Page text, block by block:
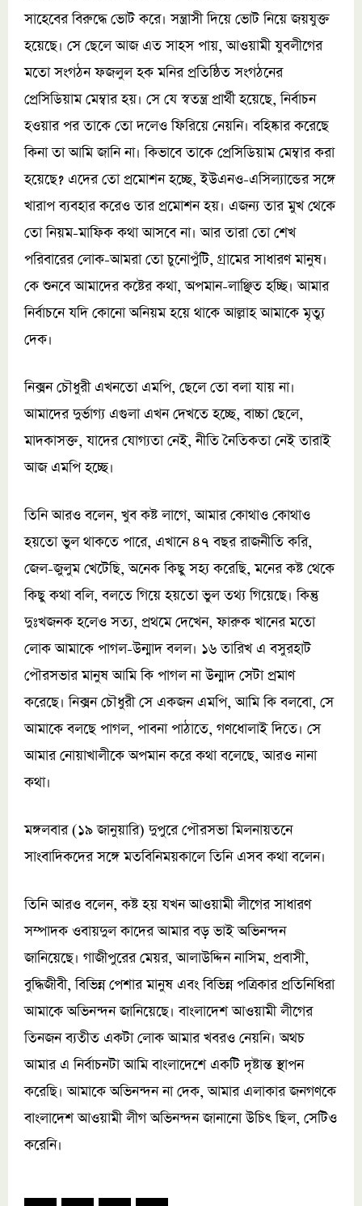
সাহেবের বিরুদ্ধে ভোট করে। সন্ত্রাসী দিয়ে ভোট নিয়ে জয়যুক্ত
হয়েছে। সে ছেলে আজ এত সাহস পায়, আওয়ামী যুবলীগের
মতো সংগঠন ফজলুল হক মনির প্রতিষ্ঠিত সংগঠনের
প্রেসিডিয়াম মেম্বার হয়। সে যে স্বতন্ত্র প্রার্থী হয়েছে, নির্বাচন
হওয়ার পর তাকে তো দলেও ফিরিয়ে নেয়নি। বহিষ্কার করেছে
কিনা তা আমি জানি না। কিভাবে তাকে প্রেসিডিয়াম মেম্বার করা
হয়েছে? এদের তো প্রমোশন হচ্ছে, ইউএনও-এসিল্যান্ডের সঙ্গে
খারাপ ব্যবহার করেও তার প্রমোশন হয়। এজন্য তার মুখ থেকে
তো নিয়ম-মাফিক কথা আসবে না। আর তারা তো শেখ
পরিবারের লোক-আমরা তো চুনোপুঁটি, গ্রামের সাধারণ মানুষ।
কে শুনবে আমাদের কষ্টের কথা, অপমান-লাঞ্ছিত হচ্ছি। আমার
নির্বাচনে যদি কোনো অনিয়ম হয়ে থাকে আল্লাহ আমাকে মৃত্যু
দেক।
নিক্সন চৌধুরী এখনতো এমপি, ছেলে তো বলা যায় না।
আমাদের দুর্ভাগ্য এগুলা এখন দেখতে হচ্ছে, বাচ্চা ছেলে,
মাদকাসক্ত, যাদের যোগ্যতা নেই, নীতি নৈতিকতা নেই তারাই
আজ এমপি হচ্ছে।
তিনি আরও বলেন, খুব কষ্ট লাগে, আমার কোথাও কোথাও
হয়তো ভুল থাকতে পারে, এখানে ৪৭ বছর রাজনীতি করি,
জেল-জুলুম খেটেছি, অনেক কিছু সহ্য করেছি, মনের কষ্ট থেকে
কিছু কথা বলি, বলতে গিয়ে হয়তো ভুল তথ্য গিয়েছে। কিন্তু
দুঃখজনক হলেও সত্য, প্রথমে দেখেন, ফারুক খানের মতো
লোক আমাকে পাগল-উন্মাদ বলল। ১৬ তারিখ এ বসুরহাট
পৌরসভার মানুষ আমি কি পাগল না উন্মাদ সেটা প্রমাণ
করেছে। নিক্সন চৌধুরী সে একজন এমপি, আমি কি বলবো, সে
আমাকে বলছে পাগল, পাবনা পাঠাতে, গণধোলাই দিতে। সে
আমার নোয়াখালীকে অপমান করে কথা বলেছে, আরও নানা
কথা।
মঙ্গলবার (১৯ জানুয়ারি) দুপুরে পৌরসভা মিলনায়তনে
সাংবাদিকদের সঙ্গে মতবিনিময়কালে তিনি এসব কথা বলেন।
তিনি আরও বলেন, কষ্ট হয় যখন আওয়ামী লীগের সাধারণ
সম্পাদক ওবায়দুল কাদের আমার বড় ভাই অভিনন্দন
জানিয়েছে। গাজীপুরের মেয়র, আলাউদ্দিন নাসিম, প্রবাসী,
বুদ্ধিজীবী, বিভিন্ন পেশার মানুষ এবং বিভিন্ন পত্রিকার প্রতিনিধিরা
আমাকে অভিনন্দন জানিয়েছে। বাংলাদেশ আওয়ামী লীগের
তিনজন ব্যতীত একটা লোক আমার খবরও নেয়নি। অথচ
আমার এ নির্বাচনটা আমি বাংলাদেশে একটি দৃষ্টান্ত স্থাপন
করেছি। আমাকে অভিনন্দন না দেক, আমার এলাকার জনগণকে
বাংলাদেশ আওয়ামী লীগ অভিনন্দন জানানো উচিৎ ছিল, সেটিও
করেনি।